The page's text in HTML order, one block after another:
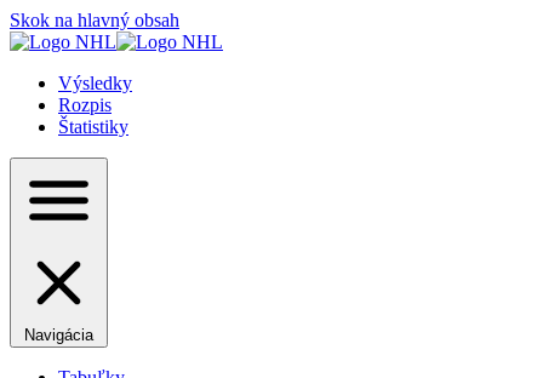
Skok na hlavný obsah
Výsledky
Rozpis
Štatistiky
Navigácia